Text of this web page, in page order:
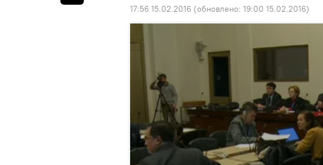
17:56 15.02.2016 (обновлено: 19:00 15.02.2016)